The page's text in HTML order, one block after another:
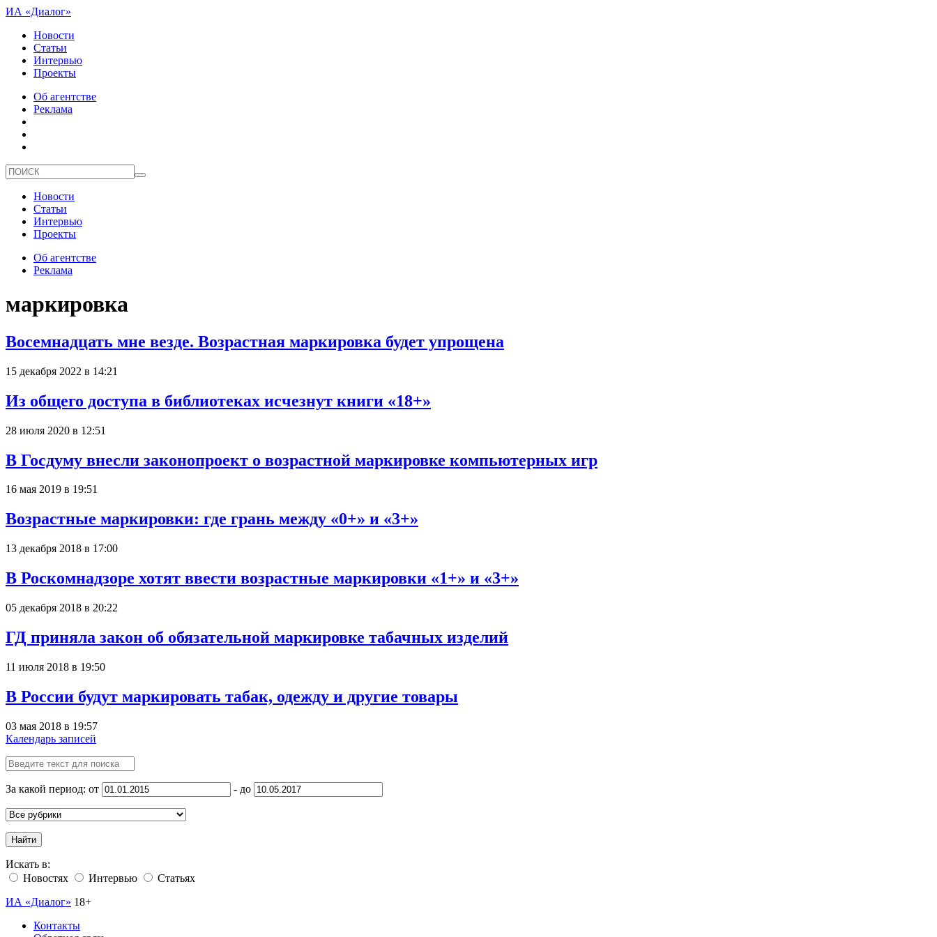
ИА «Диалог»
Новости
Статьи
Интервью
Проекты
Об агентстве
Реклама
Новости
Статьи
Интервью
Проекты
Об агентстве
Реклама
маркировка
Восемнадцать мне везде. Возрастная маркировка будет упрощена
15 декабря 2022 в 14:21
Из общего доступа в библиотеках исчезнут книги «18+»
28 июля 2020 в 12:51
В Госдуму внесли законопроект о возрастной маркировке компьютерных игр
16 мая 2019 в 19:51
Возрастные маркировки: где грань между «0+» и «3+»
13 декабря 2018 в 17:00
В Роскомнадзоре хотят ввести возрастные маркировки «1+» и «3+»
05 декабря 2018 в 20:22
ГД приняла закон об обязательной маркировке табачных изделий
11 июля 2018 в 19:50
В России будут маркировать табак, одежду и другие товары
03 мая 2018 в 19:57
Календарь записей
За какой период: от - до
Найти
Искать в:
Новостях
Интервью
Статьях
ИА «Диалог» 18+
Контакты